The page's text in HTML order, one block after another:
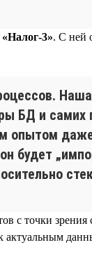
3». С ней
БД и
будет
с точки зрения